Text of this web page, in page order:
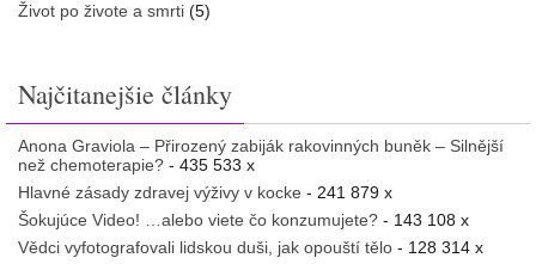
Život po živote a smrti (5)
Najčitanejšie články
Anona Graviola – Přirozený zabiják rakovinných buněk – Silnější
než chemoterapie? - 435 533 x
Hlavné zásady zdravej výživy v kocke - 241 879 x
Šokujúce Video! …alebo viete čo konzumujete? - 143 108 x
Vědci vyfotografovali lidskou duši, jak opouští tělo - 128 314 x